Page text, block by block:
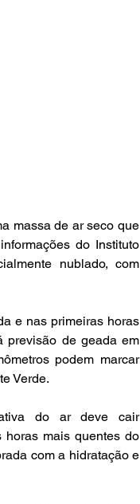
massa de ar seco que
do Instituto
nublado, com
e nas primeiras horas
previsão de geada em
podem marcar
Verde.
do ar deve cair
horas mais quentes do
com a hidratação e